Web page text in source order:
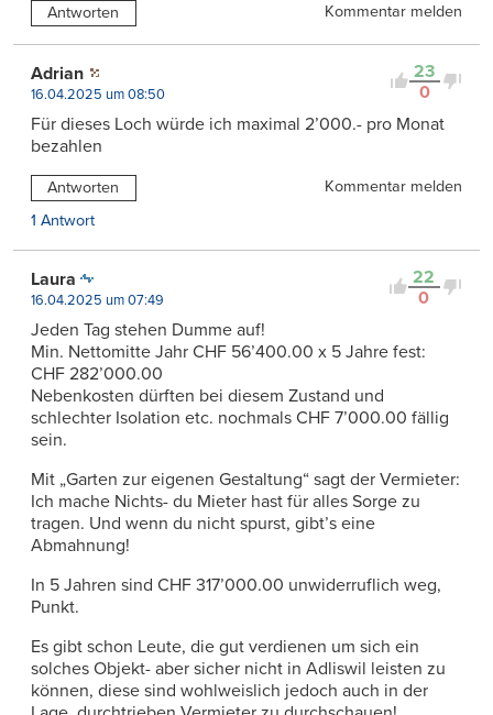
Antworten Kommentar melden
23
0
Adrian
16.04.2025 um 08:50
Für dieses Loch würde ich maximal 2’000.- pro Monat
bezahlen
Antworten
Kommentar melden
1 Antwort
22
0
Laura
16.04.2025 um 07:49
Jeden Tag stehen Dumme auf!
Min. Nettomitte Jahr CHF 56’400.00 x 5 Jahre fest:
CHF 282’000.00
Nebenkosten dürften bei diesem Zustand und
schlechter Isolation etc. nochmals CHF 7’000.00 fällig
sein.
Mit „Garten zur eigenen Gestaltung“ sagt der Vermieter:
Ich mache Nichts- du Mieter hast für alles Sorge zu
tragen. Und wenn du nicht spurst, gibt’s eine
Abmahnung!
In 5 Jahren sind CHF 317’000.00 unwiderruflich weg,
Punkt.
Es gibt schon Leute, die gut verdienen um sich ein
solches Objekt- aber sicher nicht in Adliswil leisten zu
können, diese sind wohlweislich jedoch auch in der